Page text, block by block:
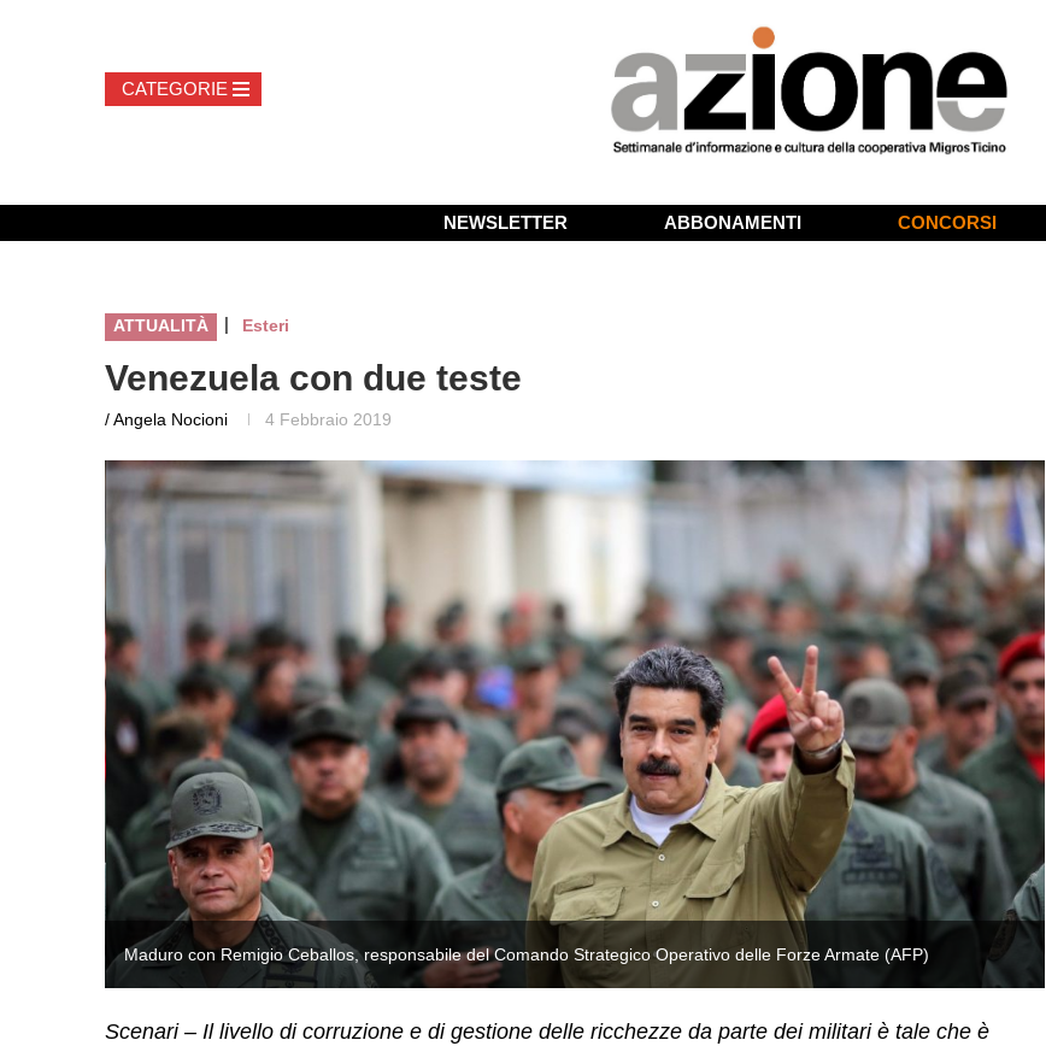
NEWSLETTER ABBONAMENTI CONCORSI
ATTUALITÀ | Esteri
Venezuela con due teste
/ Angela Nocioni 4 Febbraio 2019
Maduro con Remigio Ceballos, responsabile del Comando Strategico Operativo delle Forze Armate (AFP)
Scenari – Il livello di corruzione e di gestione delle ricchezze da parte dei militari è tale che è